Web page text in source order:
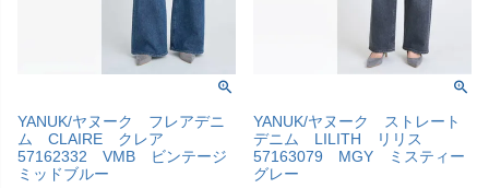
YANUK/ヤヌーク フレアデニ
ム CLAIRE クレア
57162332 VMB ビンテージ
ミッドブルー
YANUK/ヤヌーク ストレート
デニム LILITH リリス
57163079 MGY ミスティー
グレー